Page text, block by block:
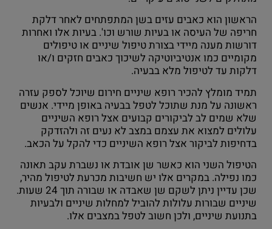
הראשון הוא כאבים עזים בשן המתפתחים לאחר דלקת
חריפה של העיסה או בעיות שורש וכו'. בעיות אלו ואחרות
דורשות מענה מיידי בצורת טיפול שיניים או טיפולים
מקומיים כמו אנטיביוטיקה לשיכוך כאבים חזקים ו/או
דלקות עד לטיפול מלא בבעיה.
תמיד מומלץ להכיר רופא שיניים חירום שיוכל לספק עזרה
ראשונה על מנת שתוכל לטפל בבעיה באופן מיידי. אנשים
שלא שמים לב לביקורים קבועים אצל רופא השיניים
עלולים למצוא את עצמם במצב לא נעים זה ולהזדקק
בדחיפות לביקור אצל רופא השיניים כדי להקל על הכאב.
הטיפול השני הוא כאשר שן אובדת או נשברת עקב תאונה
כמו נפילה. במקרים אלו יש חשיבות מכרעת לטיפול מהיר,
שכן עדיין ניתן לשקם שן שאבדה או שבורה תוך 24 שעות.
שיניים שבורות עלולות להוביל למחלות שיניים ולבעיות
בתנועת שיניים, ולכן חשוב לטפל במצבים אלו.